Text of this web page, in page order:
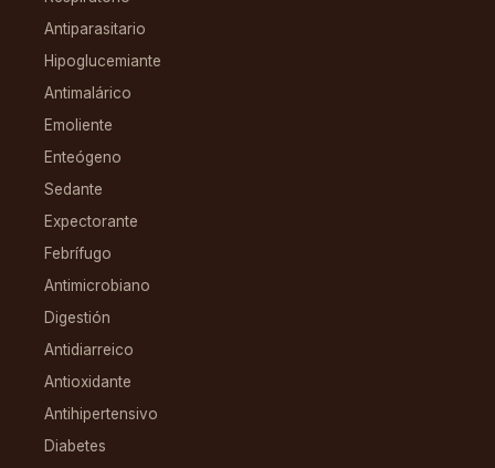
Antiparasitario
Hipoglucemiante
Antimalárico
Emoliente
Enteógeno
Sedante
Expectorante
Febrífugo
Antimicrobiano
Digestión
Antidiarreico
Antioxidante
Antihipertensivo
Diabetes